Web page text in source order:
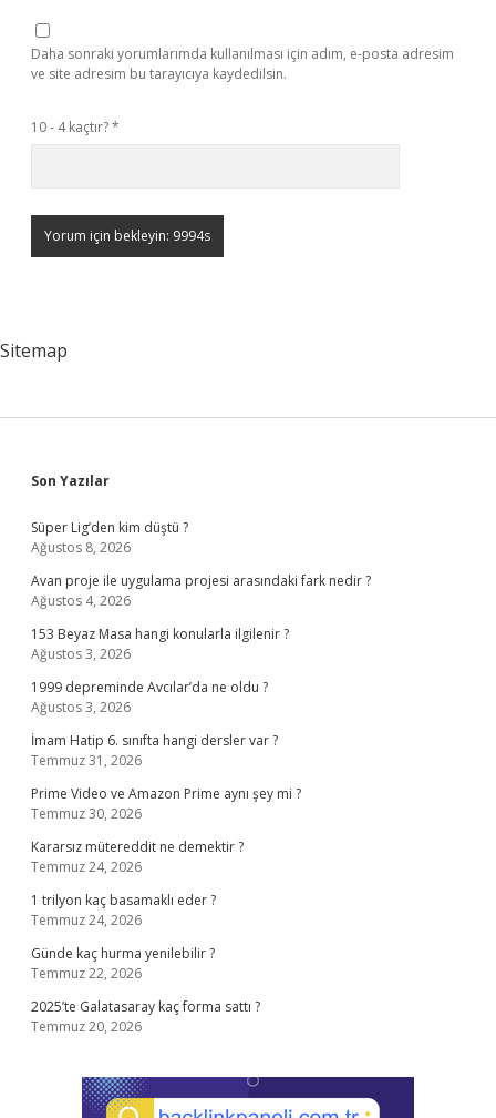
Daha sonraki yorumlarımda kullanılması için adım, e-posta adresim
ve site adresim bu tarayıcıya kaydedilsin.
10 - 4 kaçtır?*
Sitemap
Sidebar
Son Yazılar
Süper Lig’den kim düştü ?
Ağustos 8, 2026
Avan proje ile uygulama projesi arasındaki fark nedir ?
Ağustos 4, 2026
153 Beyaz Masa hangi konularla ilgilenir ?
Ağustos 3, 2026
1999 depreminde Avcılar’da ne oldu ?
Ağustos 3, 2026
İmam Hatip 6. sınıfta hangi dersler var ?
Temmuz 31, 2026
Prime Video ve Amazon Prime aynı şey mi ?
Temmuz 30, 2026
Kararsız mütereddit ne demektir ?
Temmuz 24, 2026
1 trilyon kaç basamaklı eder ?
Temmuz 24, 2026
Günde kaç hurma yenilebilir ?
Temmuz 22, 2026
2025’te Galatasaray kaç forma sattı ?
Temmuz 20, 2026